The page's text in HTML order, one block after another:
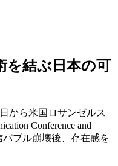
を結ぶ日本の可
から米国ロサンゼルス
Conference and
ブル崩壊後、存在感を